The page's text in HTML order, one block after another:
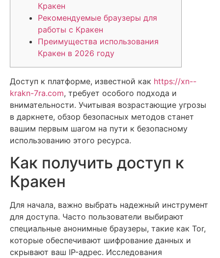
Кракен
Рекомендуемые браузеры для
работы с Кракен
Преимущества использования
Кракен в 2026 году
Доступ к платформе, известной как https://xn--
krakn-7ra.com, требует особого подхода и
внимательности. Учитывая возрастающие угрозы
в даркнете, обзор безопасных методов станет
вашим первым шагом на пути к безопасному
использованию этого ресурса.
Как получить доступ к
Кракен
Для начала, важно выбрать надежный инструмент
для доступа. Часто пользователи выбирают
специальные анонимные браузеры, такие как Tor,
которые обеспечивают шифрование данных и
скрывают ваш IP-адрес. Исследования